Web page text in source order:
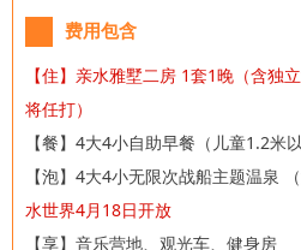
费用包含
【住】亲水雅墅二房 1套1晚（含独
将任打）
【餐】4大4小自助早餐（儿童1.2米
【泡】4大4小无限次战船主题温泉
水世界4月18日开放
【享】音乐营地、观光车、健身房